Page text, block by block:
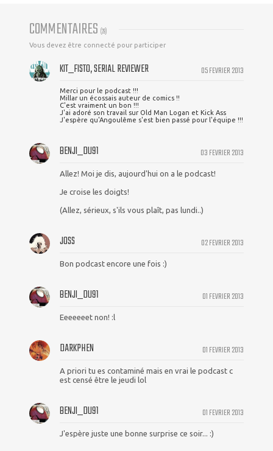
COMMENTAIRES (28)
Vous devez être connecté pour participer
05 FEVRIER 2013
KIT_FISTO, SERIAL REVIEWER
Merci pour le podcast !!!
Millar un écossais auteur de comics !!
C'est vraiment un bon !!!
J'ai adoré son travail sur Old Man Logan et Kick Ass
J'espère qu'Angoulême s'est bien passé pour l'équipe !!!
03 FEVRIER 2013
BENJI_DU91
Allez! Moi je dis, aujourd'hui on a le podcast!
Je croise les doigts!
(Allez, sérieux, s'ils vous plaît, pas lundi..)
02 FEVRIER 2013
JOSS
Bon podcast encore une fois :)
01 FEVRIER 2013
BENJI_DU91
Eeeeeeet non! :l
01 FEVRIER 2013
DARKPHEN
A priori tu es contaminé mais en vrai le podcast c
est censé être le jeudi lol
01 FEVRIER 2013
BENJI_DU91
J'espère juste une bonne surprise ce soir... :)